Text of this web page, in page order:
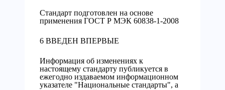
Стандарт подготовлен на основе
применения ГОСТ Р МЭК 60838-1-2008
6 ВВЕДЕН ВПЕРВЫЕ
Информация об изменениях к
настоящему стандарту публикуется в
ежегодно издаваемом информационном
указателе "Национальные стандарты", а